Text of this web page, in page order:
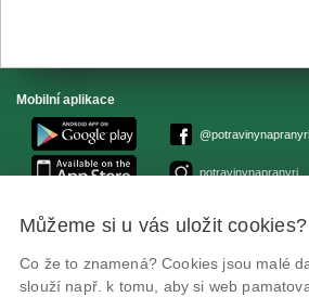
Mobilní aplikace
@potravinynapranyri
potravinynapranyri
© Státní zemědělská a potravinářská inspekce
ID datové schránky: avraiqg
IČO: 75014149, DIČ: CZ75014149
Můžeme si u vás uložit cookies?
Co že to znamená? Cookies jsou malé
slouží např. k tomu, aby si web